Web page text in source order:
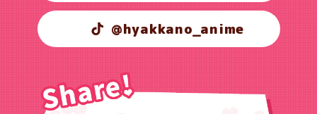
@hyakkano_anime